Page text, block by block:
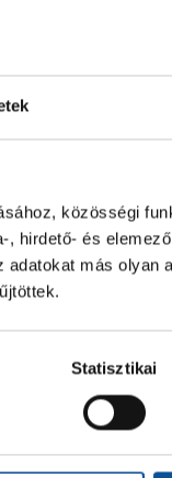
közösségi
hirdető- és
más olyan
Statisztikai